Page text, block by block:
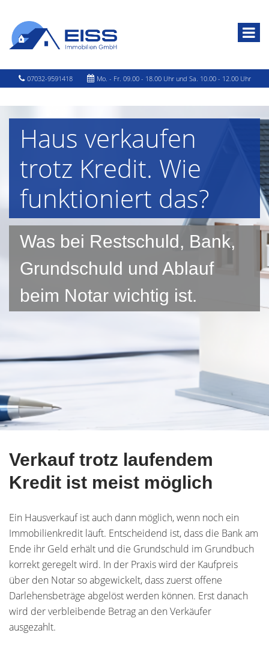
07032-9591418 Mo. - Fr. 09.00 - 18.00 Uhr und Sa. 10.00 - 12.00 Uhr
Haus verkaufen
trotz Kredit. Wie
funktioniert das?
Was bei Restschuld, Bank,
Grundschuld und Ablauf
beim Notar wichtig ist.
Verkauf trotz laufendem
Kredit ist meist möglich
Ein Hausverkauf ist auch dann möglich, wenn noch ein
Immobilienkredit läuft. Entscheidend ist, dass die Bank am
Ende ihr Geld erhält und die Grundschuld im Grundbuch
korrekt geregelt wird. In der Praxis wird der Kaufpreis
über den Notar so abgewickelt, dass zuerst offene
Darlehensbeträge abgelöst werden können. Erst danach
wird der verbleibende Betrag an den Verkäufer
ausgezahlt.